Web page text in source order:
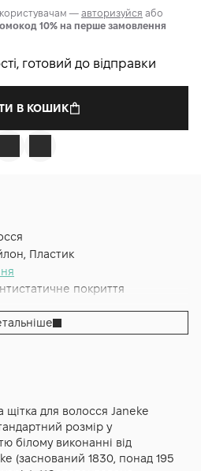
— авторизуйся або
10% на перше замовлення
готовий до відправки
В КОШИК
Пластик
покриття
щітка для волосся Janeke
розмір у
білому виконанні від
(заснований 1830, понад 195